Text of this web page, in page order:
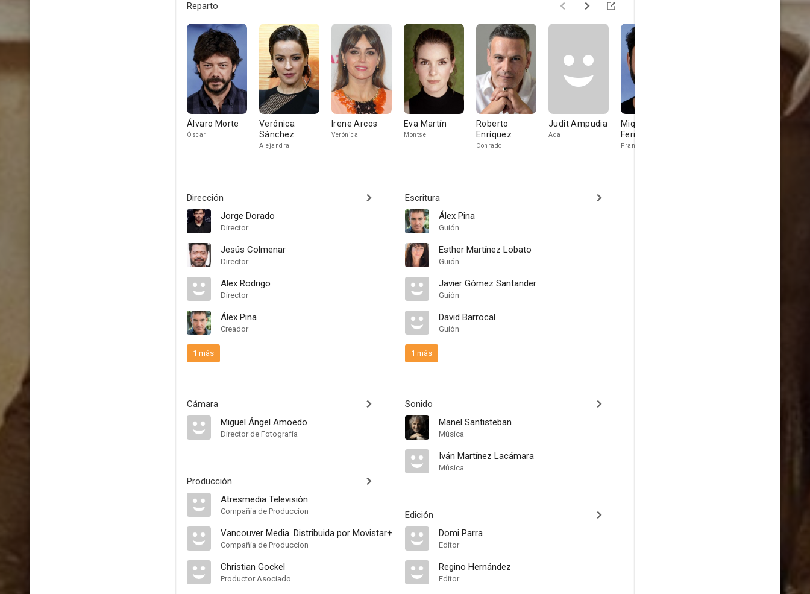
Reparto
Álvaro Morte
Óscar
Verónica
Sánchez
Alejandra
Irene Arcos
Verónica
Eva Martín
Montse
Roberto
Enríquez
Conrado
Judit Ampudia
Ada
Miquel
Fernández
Fran
Dirección
Jorge Dorado
Director
Jesús Colmenar
Director
Alex Rodrigo
Director
Álex Pina
Creador
1 más
Cámara
Miguel Ángel Amoedo
Director de Fotografía
Producción
Atresmedia Televisión
Compañía de Produccion
Vancouver Media. Distribuida por Movistar+
Compañía de Produccion
Christian Gockel
Productor Asociado
Escritura
Álex Pina
Guión
Esther Martínez Lobato
Guión
Javier Gómez Santander
Guión
David Barrocal
Guión
1 más
Sonido
Manel Santisteban
Música
Iván Martínez Lacámara
Música
Edición
Domi Parra
Editor
Regino Hernández
Editor